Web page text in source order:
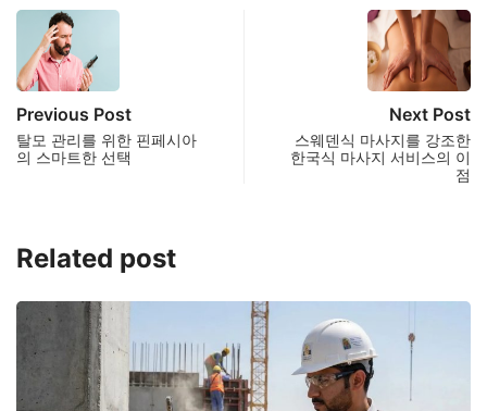
Previous Post
탈모 관리를 위한 핀페시아
의 스마트한 선택
Next Post
스웨덴식 마사지를 강조한
한국식 마사지 서비스의 이
점
Related post